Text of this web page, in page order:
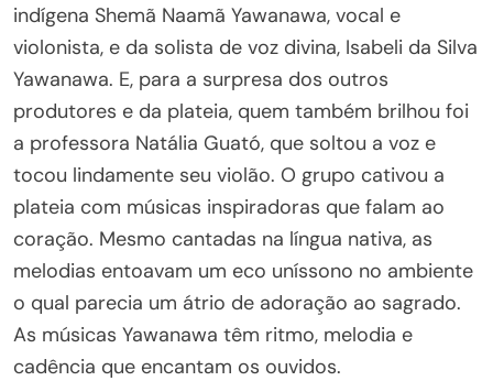
indígena Shemã Naamã Yawanawa, vocal e
violonista, e da solista de voz divina, Isabeli da Silva
Yawanawa. E, para a surpresa dos outros
produtores e da plateia, quem também brilhou foi
a professora Natália Guató, que soltou a voz e
tocou lindamente seu violão. O grupo cativou a
plateia com músicas inspiradoras que falam ao
coração. Mesmo cantadas na língua nativa, as
melodias entoavam um eco uníssono no ambiente
o qual parecia um átrio de adoração ao sagrado.
As músicas Yawanawa têm ritmo, melodia e
cadência que encantam os ouvidos.